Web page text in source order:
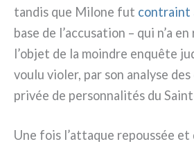
tan­dis que Milone fut con­traint
base de l’accusation – qui n’a
l’objet de la moin­dre enquê­te
vou­lu vio­ler, par son ana­ly­se
pri­vée de per­son­na­li­tés du
Une fois l’attaque repous­sée et